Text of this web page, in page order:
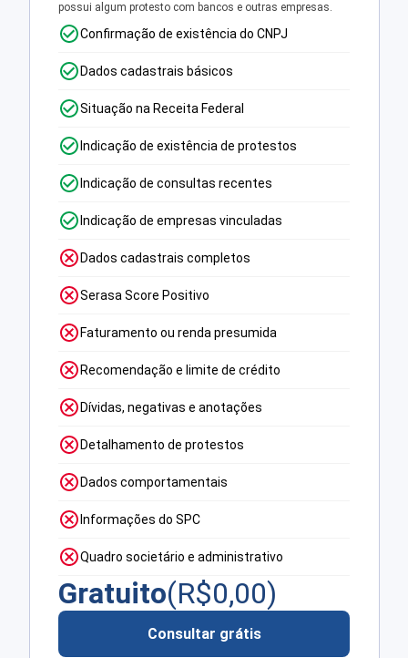
possui algum protesto com bancos e outras empresas.
Confirmação de existência do CNPJ
Dados cadastrais básicos
Situação na Receita Federal
Indicação de existência de protestos
Indicação de consultas recentes
Indicação de empresas vinculadas
Dados cadastrais completos
Serasa Score Positivo
Faturamento ou renda presumida
Recomendação e limite de crédito
Dívidas, negativas e anotações
Detalhamento de protestos
Dados comportamentais
Informações do SPC
Quadro societário e administrativo
Gratuito(R$0,00)
Consultar grátis